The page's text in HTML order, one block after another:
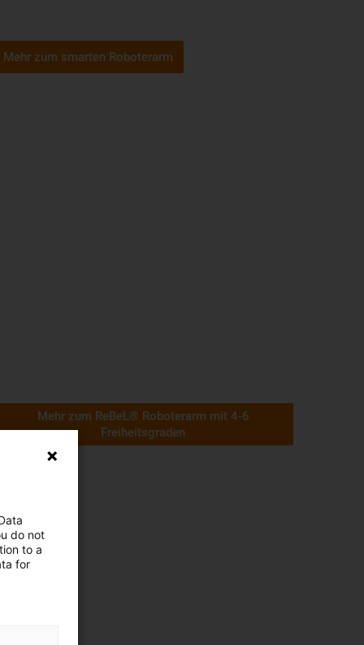
Mehr zum smarten Roboterarm
Mehr zum ReBeL® Roboterarm mit 4-6
Freiheitsgraden
do not
to a
for